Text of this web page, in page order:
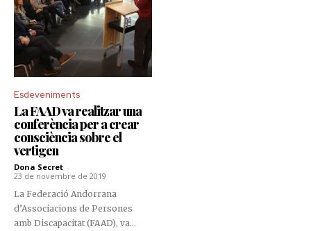
Esdeveniments
La FAAD va realitzar una
conferència per a crear
consciència sobre el
vertigen
Dona Secret -
23 de novembre de 2019
La Federació Andorrana
d’Associacions de Persones
amb Discapacitat (FAAD), va